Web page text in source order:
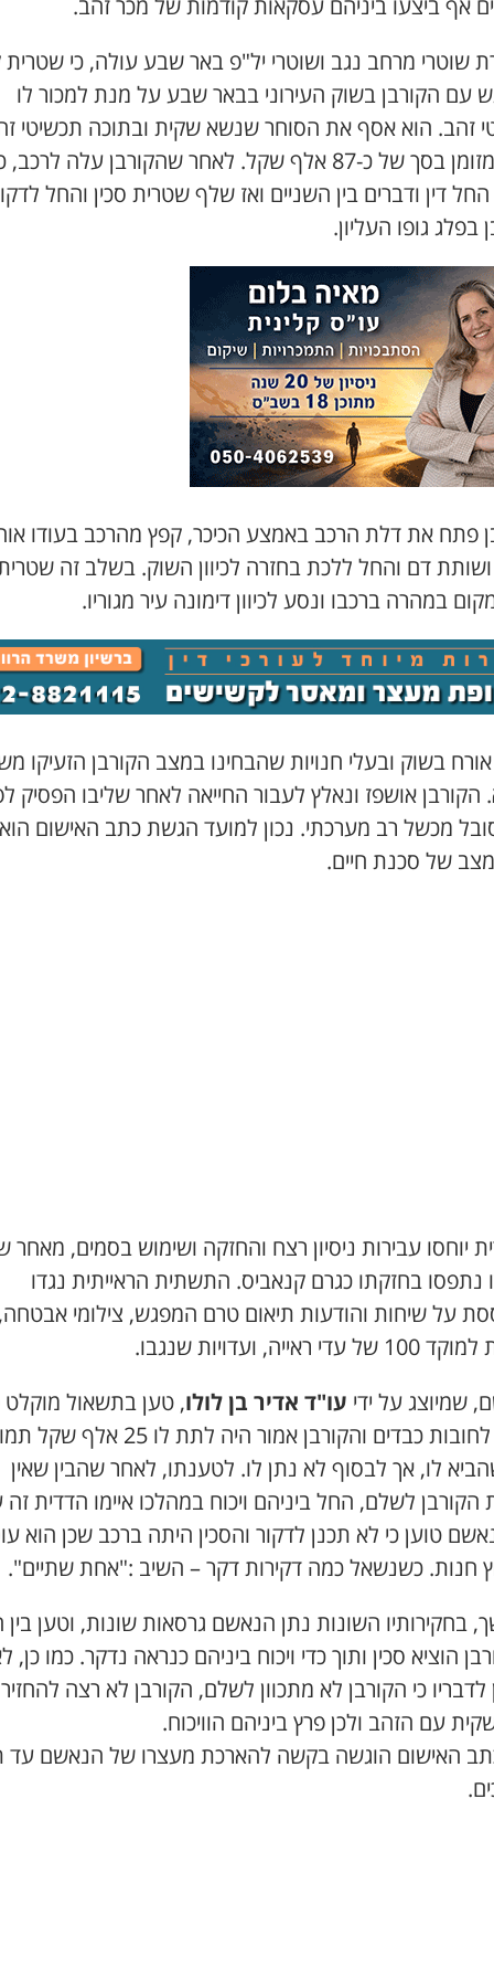
אף ביצעו ביניהם עסקאות קודמות של מכר זהב.
שוטרי מרחב נגב ושוטרי יל"פ באר שבע עולה, כי
עם הקורבן בשוק העירוני בבאר שבע על מנת למכור לו
זהב. הוא אסף את הסוחר שנשא שקית ובתוכה תכשיטי
וכסף מזומן בסך של כ-87 אלף שקל. לאחר שהקורבן עלה
דין ודברים בין השניים ואז שלף שטרית סכין והחל
בפלג גופו העליון.
פתח את דלת הרכב באמצע הכיכר, קפץ מהרכב בעודו
ושותת דם והחל ללכת בחזרה לכיוון השוק. בשלב זה
במהרה ברכבו ונסע לכיוון דימונה עיר מגוריו.
אורח בשוק ובעלי חנויות שהבחינו במצב הקורבן הזעיקו
הקורבן אושפז ונאלץ לעבור החייאה לאחר שליבו הפסיק
מכשל רב מערכתי. נכון למועד הגשת כתב האישום
של סכנת חיים.
יוחסו עבירות ניסיון רצח והחזקה ושימוש בסמים,
נתפסו בחזקתו כגרם קנאביס. התשתית הראייתית נגדו
על שיחות והודעות תיאום טרם המפגש, צילומי אבטחה,
עדי ראייה, ועדויות שנגבו.
שמיוצג על ידי עו"ד אדיר בן לולו, טען בתשאול מוקלט
נקלע לחובות כבדים והקורבן אמור היה לתת לו 25
לו, אך לבסוף לא נתן לו. לטענתו, לאחר שהבין שאין
הקורבן לשלם, החל ביניהם ויכוח במהלכו איימו הדדית
טוען כי לא תכנן לדקור והסכין היתה ברכב שכן הוא
חנות. כשנשאל כמה דקירות דקר – השיב :"אחת שתיים".
בחקירותיו השונות נתן הנאשם גרסאות שונות, וטען בין
הוציא סכין ותוך כדי ויכוח ביניהם כנראה נדקר. כמו כן,
לדבריו כי הקורבן לא מתכוון לשלם, הקורבן לא רצה
עם הזהב ולכן פרץ ביניהם הוויכוח.
האישום הוגשה בקשה להארכת מעצרו של הנאשם עד